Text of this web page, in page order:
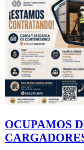
OCUPAMOS